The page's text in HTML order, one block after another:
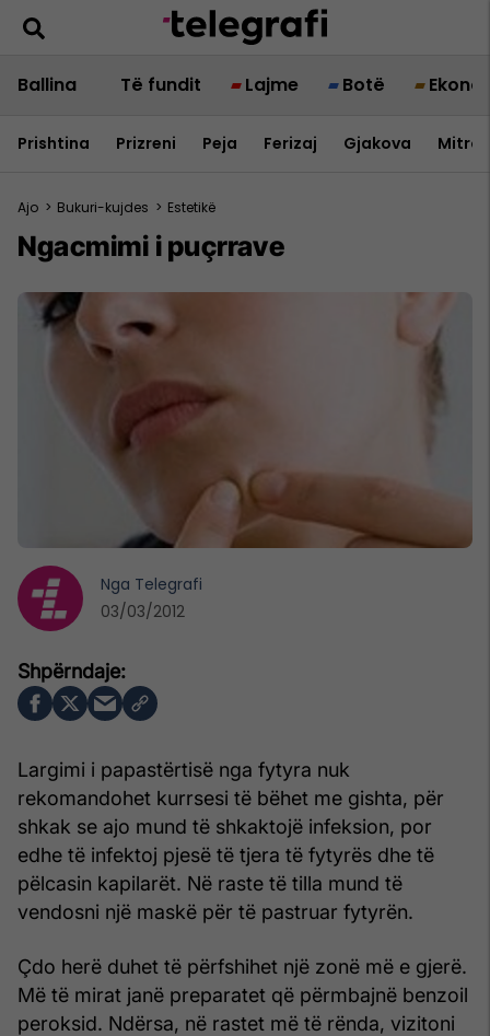
Ballina Të fundit Lajme Botë
Prishtina Prizreni Peja Ferizaj Gjakova
Ajo > Bukuri-kujdes > Estetikë
Ngacmimi i puçrrave
Largimi i papastërtisë nga fytyra nuk
rekomandohet kurrsesi të bëhet me gishta, për
shkak se ajo mund të shkaktojë infeksion, por
edhe të infektoj pjesë të tjera të fytyrës dhe të
pëlcasin kapilarët. Në raste të tilla mund të
vendosni një maskë për të pastruar fytyrën.
Çdo herë duhet të përfshihet një zonë më e gjerë.
Më të mirat janë preparatet që përmbajnë benzoil
peroksid. Ndërsa, në rastet më të rënda, vizitoni
Nga Telegrafi
03/03/2012